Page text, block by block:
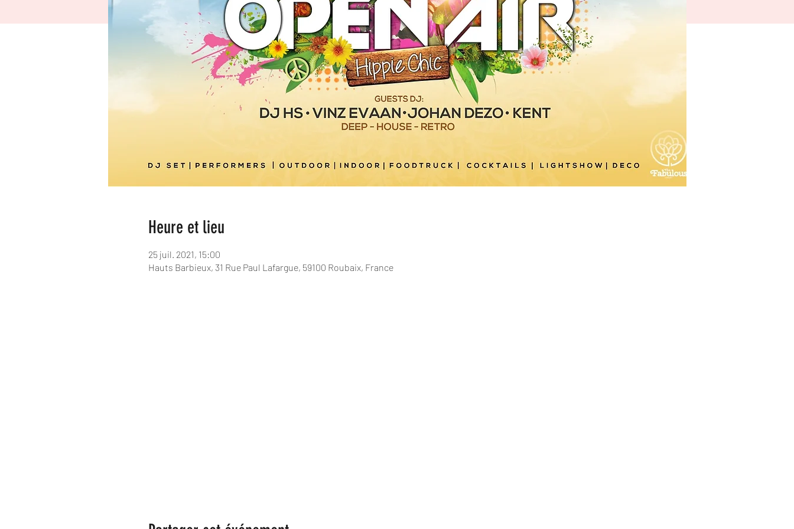
Heure et lieu
25 juil. 2021, 15:00
Hauts Barbieux, 31 Rue Paul Lafargue, 59100 Roubaix, France